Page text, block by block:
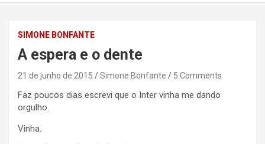
SIMONE BONFANTE
A espera e o dente
21 de junho de 2015 Simone Bonfante 5 Comments
Faz poucos dias escrevi que o Inter vinha me dando
orgulho.
Vinha.